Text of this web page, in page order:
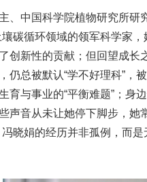
、中国科学院植物研究所研
碳循环领域的领军科学家
创新性的贡献；但回望成长
仍总被默认“学不好理科”，
与事业的“平衡难题”；身
声音从未让她停下脚步，她
晓娟的经历并非孤例，而